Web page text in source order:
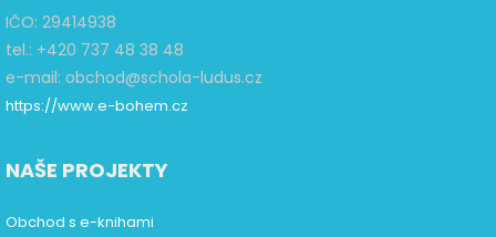
IČO: 29414938
tel.: +420 737 48 38 48
e-mail: obchod@schola-ludus.cz
https://www.e-bohem.cz
NAŠE PROJEKTY
Obchod s e-knihami